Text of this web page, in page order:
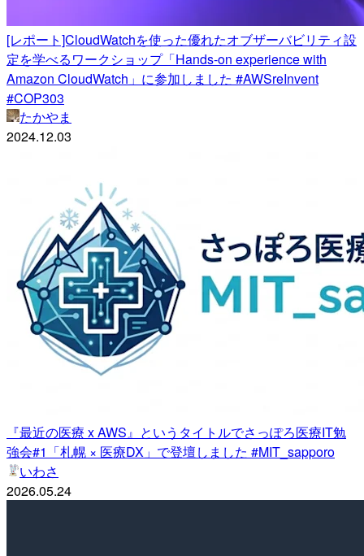
[レポート]CloudWatchを使った優れたオブザーバビリティ設
定を学べるワークショップ「Hands-on experience with
Amazon CloudWatch」に参加しました #AWSreInvent
#COP303
たかやま
2024.12.03
『最近の医療 x AWS』というタイトルでさっぽろ医療IT勉
強会#1「札幌 × 医療DX」で登壇しました #MIT_sapporo
いわさ
2026.05.24